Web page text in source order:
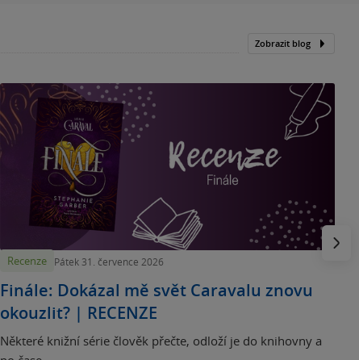
Zobrazit blog
Recenze Pátek 31. července 2026
Finále: Dokázal mě svět Caravalu znovu
okouzlit? | RECENZE
Některé knižní série člověk přečte, odloží je do knihovny a